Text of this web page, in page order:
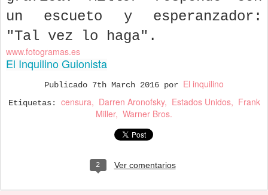
un escueto y esperanzador:
"Tal vez lo haga".
www.fotogramas.es
El Inquilino Guionista
Publicado 7th March 2016 por El inquilino
Etiquetas: censura Darren Aronofsky Estados Unidos
Frank
Miller Warner Bros.
2 Ver comentarios